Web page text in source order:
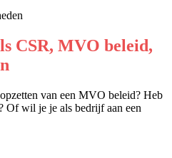
CSR, MVO beleid,
van een MVO beleid? Heb
Of wil je je als bedrijf aan een